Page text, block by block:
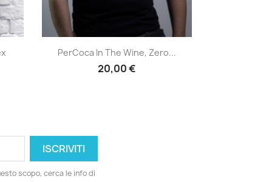
Anteprima
PerCoca In The Wine, Zero...
20,00 €
scopo, cerca le info di